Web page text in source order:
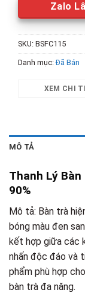
Zalo
SKU: BSFC115
Danh mục:Đã Bán
XEM CHI
MÔ TẢ
Thanh Lý
90%
Mô tả: Bàn trà
bóng màu đen
kết hợp giữa các
nhấn độc đáo và
phẩm phù hợp
bàn trà đa năng.